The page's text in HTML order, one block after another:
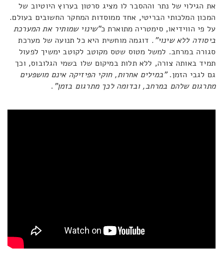
את הגילוי של נתר וההסבר לו מציג סרטון בערוץ היוטיוב של
המכון המלכותי הבריטי, אחד ממוסדות המחקר החשובים בעולם.
על פי הווידיאו, סימטריה מתוארת כ"שינוי שמותיר את המערכת
ביסודה ללא שינוי". דוגמה מוחשית היא כל תנועה של מערכת
סגורה במרחב. למשל מטוס שטס מקוטב לקוטב ימשיך לפעול
תמיד באותה צורה, ללא תלות במיקום שלו בשמי הגלובוס, וכך
גם לגבי הזמן."במילים אחרות, חוקי הפיזיקה אינם מושפעים
מתרגום שלהם במרחב, ובדומה לכך מתרגום בזמן".